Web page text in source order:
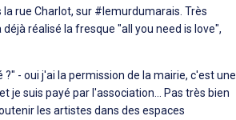
la rue Charlot, sur # lemurdumarais . Très
réalisé la fresque "all you need is love",
- oui j'ai la permission de la mairie, c'est une
je suis payé par l'association...
Pas très bien
les artistes dans des espaces